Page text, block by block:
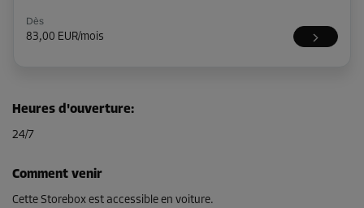
Dès
83,00 EUR/mois
Surface: 3,8 m²
Volume: 8,7 m³
Long:2,7m Larg:
Dès
Heures d'ouverture:
24/7
Comment venir
Cette Storebox est accessible en voiture.